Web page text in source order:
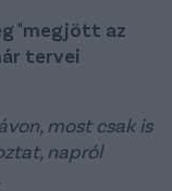
"megjött az
tervei
most csak is
napról